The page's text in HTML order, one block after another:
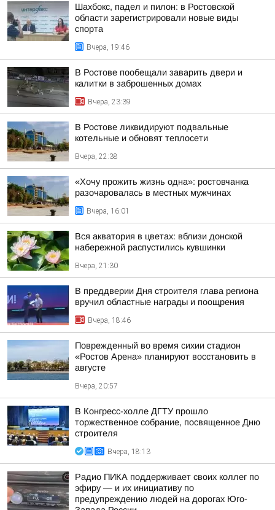
Шахбокс, падел и пилон: в Ростовской
области зарегистрировали новые виды
спорта
Вчера, 19:46
В Ростове пообещали заварить двери и
калитки в заброшенных домах
Вчера, 23:39
В Ростове ликвидируют подвальные
котельные и обновят теплосети
Вчера, 22:38
«Хочу прожить жизнь одна»: ростовчанка
разочаровалась в местных мужчинах
Вчера, 16:01
Вся акватория в цветах: вблизи донской
набережной распустились кувшинки
Вчера, 21:30
В преддверии Дня строителя глава региона
вручил областные награды и поощрения
Вчера, 18:46
Поврежденный во время сихии стадион
«Ростов Арена» планируют восстановить в
августе
Вчера, 20:57
В Конгресс-холле ДГТУ прошло
торжественное собрание, посвященное Дню
строителя
Вчера, 18:13
Радио ПИКА поддерживает своих коллег по
эфиру — и их инициативу по
предупреждению людей на дорогах Юго-